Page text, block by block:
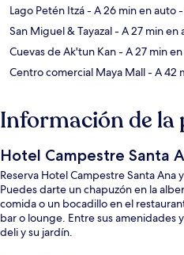
Lago Petén Itzá- A 26 min en auto
San Miguel & Tayazal- A 27 min en
Cuevas de Ak'tun Kan- A 27 min
Centro comercial Maya Mall- A 42
Información de la
Hotel Campestre Santa
Reserva Hotel Campestre Santa Ana
Puedes darte un chapuzón en la
comida o un bocadillo en el
bar o lounge. Entre sus amenidades
deli y su jardín.